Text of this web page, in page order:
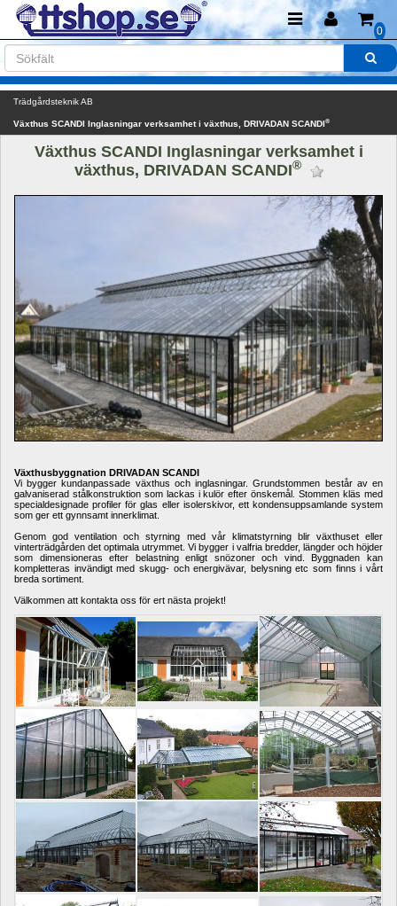
0
Trädgårdsteknik AB
Växthus SCANDI Inglasningar verksamhet i växthus, DRIVADAN SCANDI®
Växthus SCANDI Inglasningar verksamhet i
växthus, DRIVADAN SCANDI®
Växthusbyggnation DRIVADAN SCANDI
Vi bygger kundanpassade växthus och inglasningar. Grundstommen består av en
galvaniserad stålkonstruktion som lackas i kulör efter önskemål. Stommen kläs med
specialdesignade profiler för glas eller isolerskivor, ett kondensuppsamlande system
som ger ett gynnsamt innerklimat.
Genom god ventilation och styrning med vår klimatstyrning blir växthuset eller
vinterträdgården det optimala utrymmet. Vi bygger i valfria bredder, längder och höjder
som dimensioneras efter belastning enligt snözoner och vind. Byggnaden kan
kompletteras invändigt med skugg- och energivävar, belysning etc som finns i vårt
breda sortiment.
Välkommen att kontakta oss för ert nästa projekt!